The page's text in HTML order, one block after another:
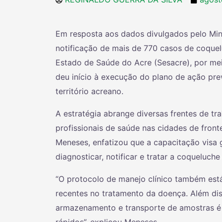
Em resposta aos dados divulgados pelo
notificação de mais de 770 casos de
Estado de Saúde do Acre (Sesacre), por
deu início à execução do plano de ação
território acreano.
A estratégia abrange diversas frentes de
profissionais de saúde nas cidades de
Meneses, enfatizou que a capacitação
diagnosticar, notificar e tratar a
“O protocolo de manejo clínico também
recentes no tratamento da doença. Além
armazenamento e transporte de amostras